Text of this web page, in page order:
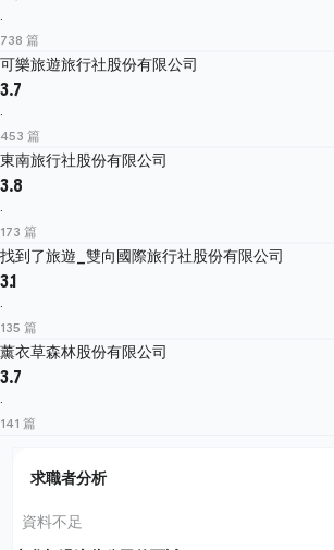
·
738 篇
可樂旅遊旅行社股份有限公司
3.7
·
453 篇
東南旅行社股份有限公司
3.8
·
173 篇
找到了旅遊_雙向國際旅行社股份有限公司
3.1
·
135 篇
薰衣草森林股份有限公司
3.7
·
141 篇
求職者分析
資料不足